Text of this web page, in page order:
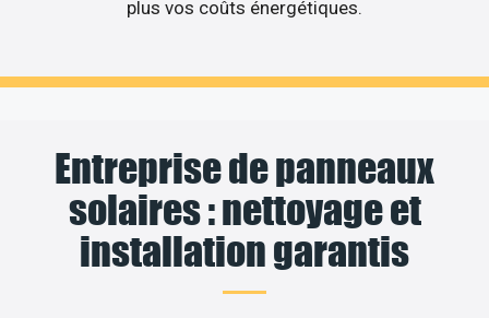
plus vos coûts énergétiques.
Entreprise de panneaux
solaires : nettoyage et
installation garantis